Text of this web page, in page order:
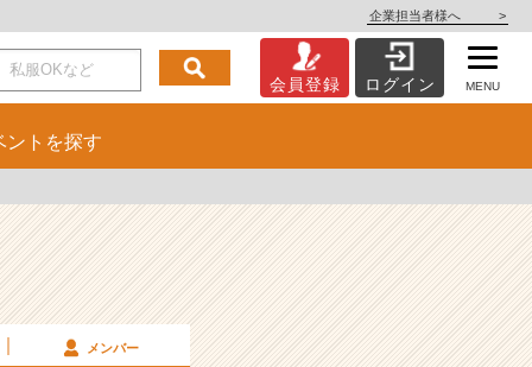
企業担当者様へ >
会員登録 ログイン MENU
ント を探す
メンバー